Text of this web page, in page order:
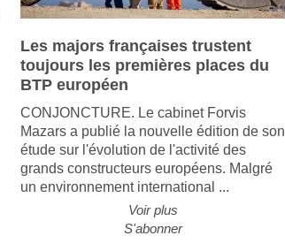
Les majors françaises trustent
toujours les premières places du
BTP européen
CONJONCTURE. Le cabinet Forvis
Mazars a publié la nouvelle édition de son
étude sur l'évolution de l'activité des
grands constructeurs européens. Malgré
un environnement international ...
Voir plus
S'abonner